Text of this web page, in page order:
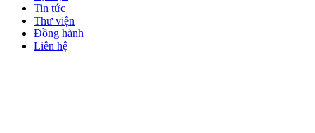
Tin tức
Thư viện
Đồng hành
Liên hệ